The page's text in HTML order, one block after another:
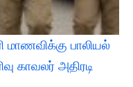
மாணவிக்கு பாலியல்
காவலர் அதிரடி